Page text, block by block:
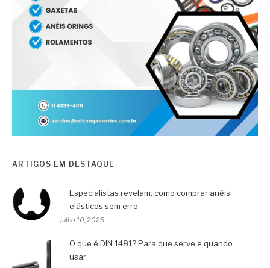
ARTIGOS EM DESTAQUE
Especialistas revelam: como comprar anéis
elásticos sem erro
julho 10, 2025
O que é DIN 1481? Para que serve e quando
usar